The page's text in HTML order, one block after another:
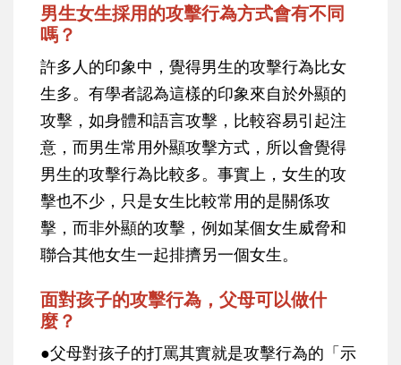
男生女生採用的攻擊行為方式會有不同
嗎？
許多人的印象中，覺得男生的攻擊行為比女
生多。有學者認為這樣的印象來自於外顯的
攻擊，如身體和語言攻擊，比較容易引起注
意，而男生常用外顯攻擊方式，所以會覺得
男生的攻擊行為比較多。事實上，女生的攻
擊也不少，只是女生比較常用的是關係攻
擊，而非外顯的攻擊，例如某個女生威脅和
聯合其他女生一起排擠另一個女生。
面對孩子的攻擊行為，父母可以做什
麼？
●父母對孩子的打罵其實就是攻擊行為的「示